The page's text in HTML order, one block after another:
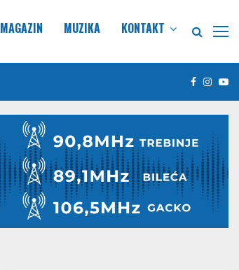
MAGAZIN MUZIKA KONTAKT
Facebook